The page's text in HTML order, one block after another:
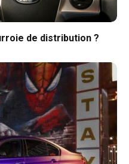
de distribution ?